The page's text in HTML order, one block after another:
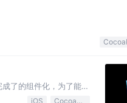
了的组件化，为了能够
iOS CocoaPods